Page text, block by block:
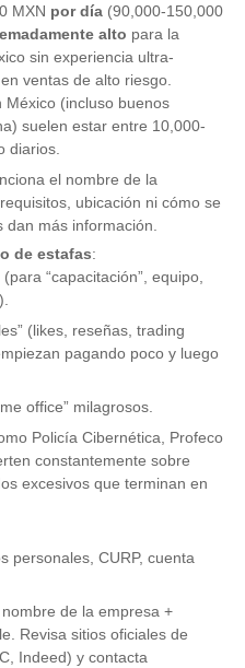
MXN por día (90,000-150,000
alto para la
sin experiencia ultra-
ventas de alto riesgo.
México (incluso buenos
suelen estar entre 10,000-
diarios.
el nombre de la
ubicación ni cómo se
más información.
de estafas:
“capacitación”, equipo,
(likes, reseñas, trading
pagando poco y luego
office” milagrosos.
Policía Cibernética, Profeco
constantemente sobre
excesivos que terminan en
personales, CURP, cuenta
de la empresa +
Revisa sitios oficiales de
Indeed) y contacta